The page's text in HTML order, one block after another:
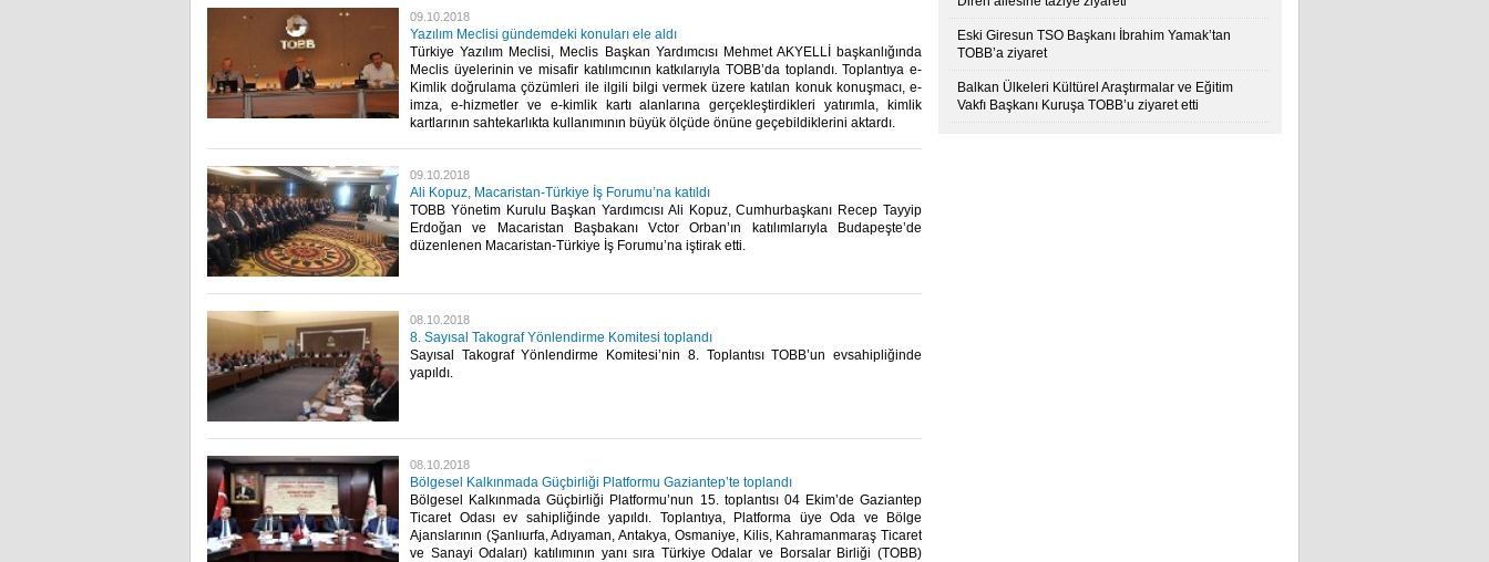
09.10.2018
Yazılım Meclisi gündemdeki konuları ele aldı
Türkiye Yazılım Meclisi, Meclis Başkan Yardımcısı Mehmet AKYELLİ başkanlığında
Meclis üyelerinin ve misafir katılımcının katkılarıyla TOBB’da toplandı. Toplantıya e-
Kimlik doğrulama çözümleri ile ilgili bilgi vermek üzere katılan konuk konuşmacı, e-
imza, e-hizmetler ve e-kimlik kartı alanlarına gerçekleştirdikleri yatırımla, kimlik
kartlarının sahtekarlıkta kullanımının büyük ölçüde önüne geçebildiklerini aktardı.​
09.10.2018
Ali Kopuz, Macaristan-Türkiye İş Forumu’na katıldı
TOBB Yönetim Kurulu Başkan Yardımcısı Ali Kopuz, Cumhurbaşkanı Recep Tayyip
Erdoğan ve Macaristan Başbakanı Vctor Orban’ın katılımlarıyla Budapeşte’de
düzenlenen Macaristan-Türkiye İş Forumu’na iştirak etti.​
08.10.2018
8. Sayısal Takograf Yönlendirme Komitesi toplandı
Sayısal Takograf Yönlendirme Komitesi’nin 8. Toplantısı TOBB’un evsahipliğinde
yapıldı.​
08.10.2018
Bölgesel Kalkınmada Güçbirliği Platformu Gaziantep’te toplandı
Bölgesel Kalkınmada Güçbirliği Platformu’nun 15. toplantısı 04 Ekim’de Gaziantep
Ticaret Odası ev sahipliğinde yapıldı. Toplantıya, Platforma üye Oda ve Bölge
Ajanslarının (Şanlıurfa, Adıyaman, Antakya, Osmaniye, Kilis, Kahramanmaraş Ticaret
ve Sanayi Odaları) katılımının yanı sıra Türkiye Odalar ve Borsalar Birliği (TOBB)
Eski Giresun TSO Başkanı İbrahim Yamak’tan
TOBB’a ziyaret
Balkan Ülkeleri Kültürel Araştırmalar ve Eğitim
Vakfı Başkanı Kuruşa TOBB’u ziyaret etti